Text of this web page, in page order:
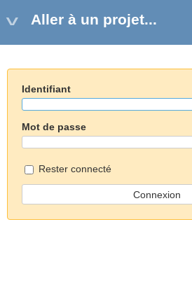
Aller à un projet...
Identifiant
Mot de passe
Rester connecté